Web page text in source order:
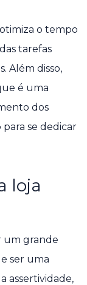
o tempo
tarefas
Além disso,
é uma
dos
se dedicar
loja
um grande
ser uma
assertividade,